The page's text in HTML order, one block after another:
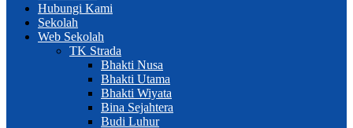
Hubungi Kami
Sekolah
Web Sekolah
TK Strada
Bhakti Nusa
Bhakti Utama
Bhakti Wiyata
Bina Sejahtera
Budi Luhur